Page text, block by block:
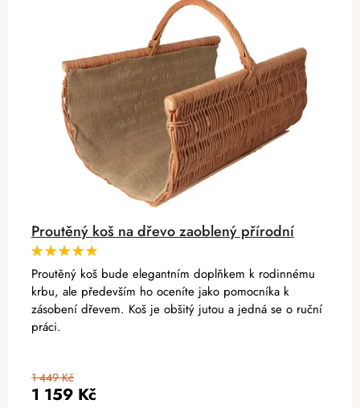
Proutěný koš na dřevo zaoblený přírodní
1 159 Kč
1 449 Kč
Proutěný koš bude elegantním doplňkem k rodinnému
krbu, ale především ho oceníte jako pomocníka k
zásobení dřevem. Koš je obšitý jutou a jedná se o ruční
práci.